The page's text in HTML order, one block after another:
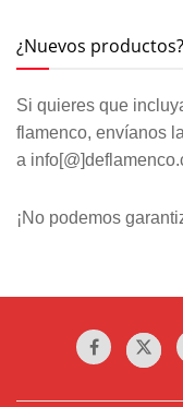
¿Nuevos productos?
Si quieres que
flamenco, envíanos
a
¡No podemos